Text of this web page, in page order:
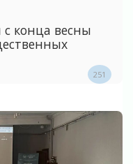
конца весны
251